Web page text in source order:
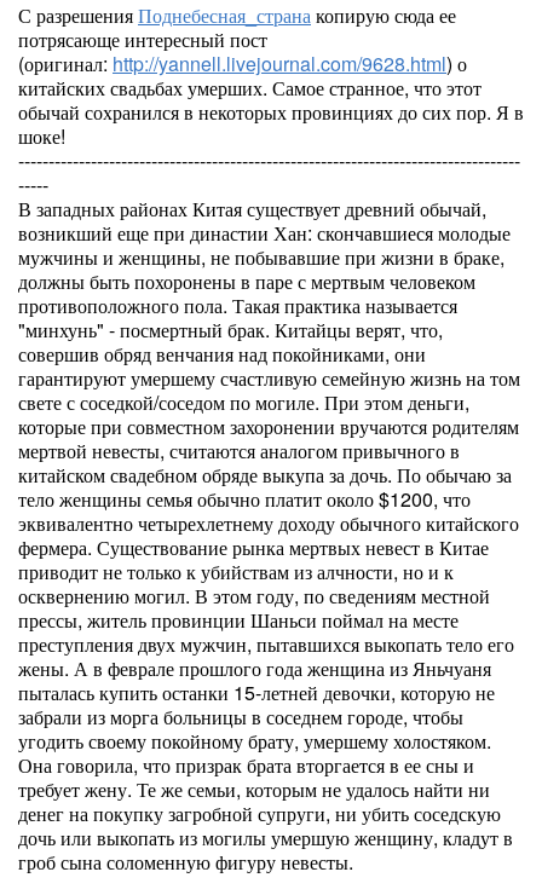
С разрешенияПоднебесная_странакопирую сюда ее
потрясающе интересный пост
(оригинал: http://yannell.livejournal.com/9628.html) о
китайских свадьбах умерших. Самое странное, что этот
обычай сохранился в некоторых провинциях до сих пор. Я в
шоке!
-----------------------------------------------------------------------------------
-----
В западных районах Китая существует древний обычай,
возникший еще при династии Хан: скончавшиеся молодые
мужчины и женщины, не побывавшие при жизни в браке,
должны быть похоронены в паре с мертвым человеком
противоположного пола. Такая практика называется
"минхунь" - посмертный брак. Китайцы верят, что,
совершив обряд венчания над покойниками, они
гарантируют умершему счастливую семейную жизнь на том
свете с соседкой/соседом по могиле. При этом деньги,
которые при совместном захоронении вручаются родителям
мертвой невесты, считаются аналогом привычного в
китайском свадебном обряде выкупа за дочь. По обычаю за
тело женщины семья обычно платит около $1200, что
эквивалентно четырехлетнему доходу обычного китайского
фермера. Существование рынка мертвых невест в Китае
приводит не только к убийствам из алчности, но и к
осквернению могил. В этом году, по сведениям местной
прессы, житель провинции Шаньси поймал на месте
преступления двух мужчин, пытавшихся выкопать тело его
жены. А в феврале прошлого года женщина из Яньчуаня
пыталась купить останки 15-летней девочки, которую не
забрали из морга больницы в соседнем городе, чтобы
угодить своему покойному брату, умершему холостяком.
Она говорила, что призрак брата вторгается в ее сны и
требует жену. Те же семьи, которым не удалось найти ни
денег на покупку загробной супруги, ни убить соседскую
дочь или выкопать из могилы умершую женщину, кладут в
гроб сына соломенную фигуру невесты.